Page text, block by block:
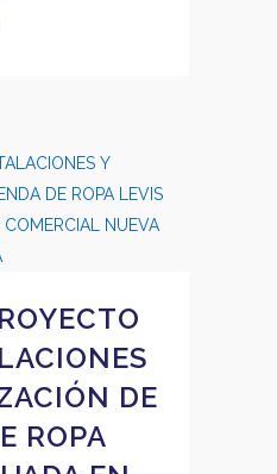
DE
ROPA